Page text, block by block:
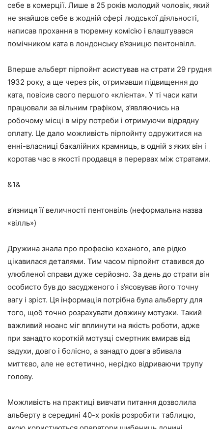
себе в комерції. Лише в 25 років молодий чоловік, який
не знайшов себе в жодній сфері людської діяльності,
написав прохання в тюремну комісію і влаштувався
помічником ката в лондонську в’язницю пентонвілл.
Вперше альберт пірпойнт асистував на страти 29 грудня
1932 року, а ще через рік, отримавши підвищення до
ката, повісив свого першого «клієнта». У ті часи кати
працювали за вільним графіком, з’являючись на
робочому місці в міру потреби і отримуючи відрядну
оплату. Це дало можливість пірпойнту одружитися на
енні-власниці бакалійних крамниць, в одній з яких він і
коротав час в якості продавця в перервах між стратами.
&1&
в’язниця її величності пентонвіль (неформальна назва
«вілль»)
Дружина знала про професію коханого, але рідко
цікавилася деталями. Тим часом пірпойнт ставився до
улюбленої справи дуже серйозно. За день до страти він
особисто був до засудженого і з’ясовував його точну
вагу і зріст. Ця інформація потрібна була альберту для
того, щоб точно розрахувати довжину мотузки. Такий
важливий нюанс міг вплинути на якість роботи, адже
при занадто короткій мотузці смертник вмирав від
задухи, довго і болісно, а занадто довга вбивала
миттєво, але не естетично, нерідко відриваючи трупу
голову.
Можливість на практиці вивчати питання дозволила
альберту в середині 40-х років розробити таблицю,